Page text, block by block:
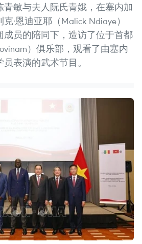
青敏与夫人阮氏青娥，在塞内加
·恩迪亚耶（Malick Ndiaye）
成员的陪同下，造访了位于首都
）俱乐部，观看了由塞内
表演的武术节目。